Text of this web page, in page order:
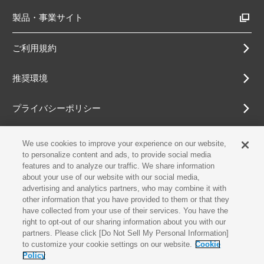
製品・事業サイト
ご利用規約
推奨環境
プライバシーポリシー
Cookieポリシー
アクセシビリティ方針
古物営業法に基づく表示
お問合せ
We use cookies to improve your experience on our website,
to personalize content and ads, to provide social media
features and to analyze our traffic. We share information
about your use of our website with our social media,
advertising and analytics partners, who may combine it with
other information that you have provided to them or that they
have collected from your use of their services. You have the
right to opt-out of our sharing information about you with our
partners. Please click [Do Not Sell My Personal Information]
to customize your cookie settings on our website. Cookie
Policy